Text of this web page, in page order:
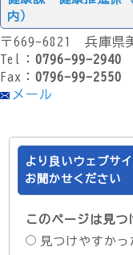
内）
〒669-6821 兵庫県
Tel： 0796-99-2940
Fax： 0796-99-2550
メール
より良いウェブサ
お聞かせください
このページは見つ
見つけやすかっ